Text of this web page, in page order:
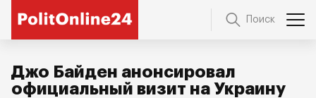
Поиск
Джо Байден анонсировал
официальный визит на Украину